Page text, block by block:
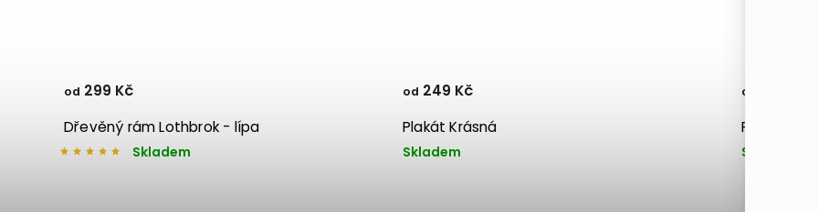
Dřevěný rám Lothbrok - lípa
Skladem
od 299 Kč
Plakát Krásná
Skladem
od 249 Kč
Skladem
od